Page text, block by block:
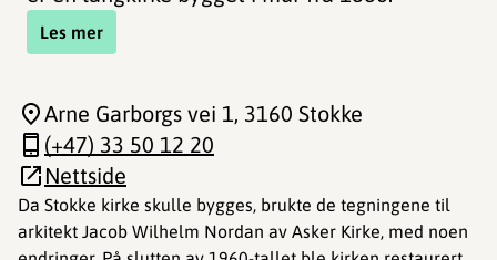
Les mer
Da Stokke kirke skulle bygges, brukte de tegningene til
arkitekt Jacob Wilhelm Nordan av Asker Kirke, med noen
Arne Garborgs vei 1, 3160 Stokke
(+47) 33 50 12 20
Nettside